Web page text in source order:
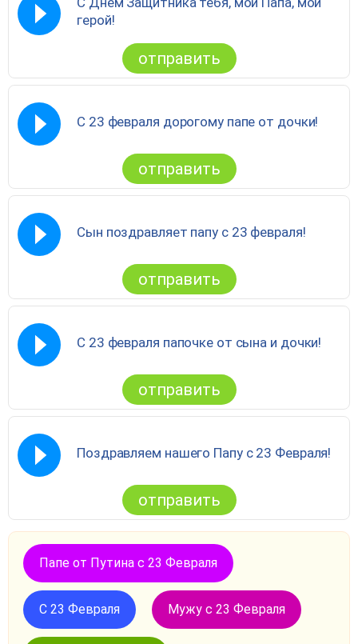
герой!
отправить
С 23 февраля дорогому папе от дочки!
отправить
Сын поздравляет папу с 23 февраля!
отправить
С 23 февраля папочке от сына и дочки!
отправить
Поздравляем нашего Папу с 23 Февраля!
отправить
Папе от Путина с 23 Февраля
С 23 Февраля Мужу с 23 Февраля